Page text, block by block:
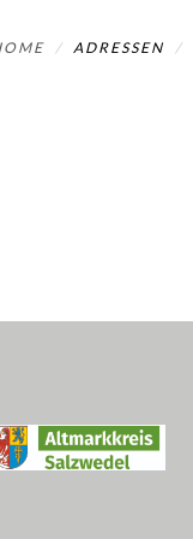
ADRESSEN